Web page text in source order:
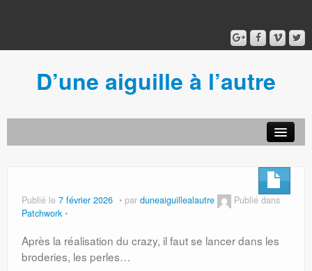
D’une aiguille à l’autre
Publié le 7 février 2026 par duneaiguillealautre
Publié dans
Patchwork
Après la réalisation du crazy, il faut se lancer dans les
broderies, les perles…